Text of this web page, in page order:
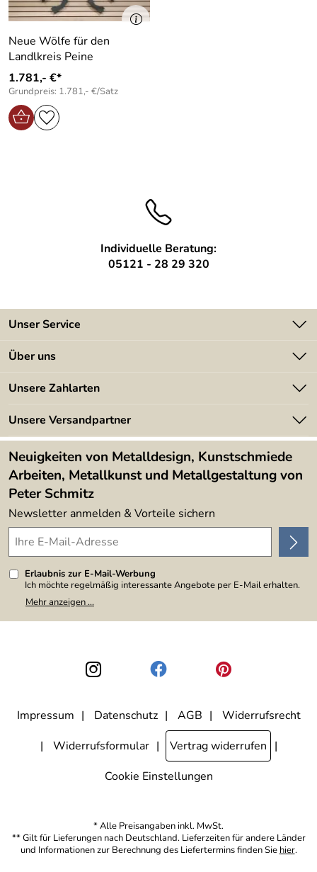
Neue Wölfe für den
Landlkreis Peine
1.781,- €*
Grundpreis: 1.781,- €/Satz
Individuelle Beratung:
05121 - 28 29 320
Unser Service
Kontakt
Kundeninformationen
Newsletter
Lieferbedingungen
Über uns
Angebote
Kundenbewertungen (394)
4,9/5
Unsere Zahlarten
Unsere Versandpartner
Neuigkeiten von Metalldesign, Kunstschmiede
Arbeiten, Metallkunst und Metallgestaltung von
Peter Schmitz
Newsletter anmelden & Vorteile sichern
Erlaubnis zur E-Mail-Werbung
Ich möchte regelmäßig interessante Angebote per E-Mail erhalten.
Meine E-Mail-Adresse wird nicht an andere Unternehmen
weitergegeben. Zu statistischen Zwecken wird in anonymer Form
den Link "Abmelden" am Ende des Newsletters anklicke. Die
Datenschutzerklärung
habe ich zur Kenntnis genommen.
Mehr anzeigen ...
Impressum Datenschutz AGB
Widerrufsrecht
Widerrufsformular
Vertrag widerrufen
Cookie Einstellungen
* Alle Preisangaben inkl. MwSt.
** Gilt für Lieferungen nach Deutschland. Lieferzeiten für andere Länder
und Informationen zur Berechnung des Liefertermins finden Sie hier.